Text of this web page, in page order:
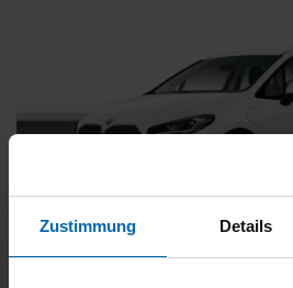
Zustimmung Details
BMW 225